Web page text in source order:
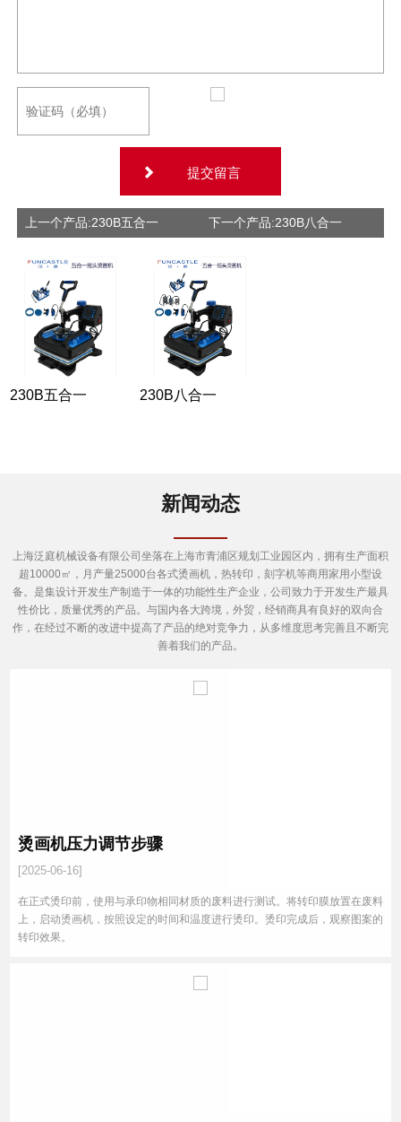
提交留言
上一个产品:230B五合一 下一个产品:230B八合一
230B五合一 230B八合一
新闻动态
上海泛庭机械设备有限公司坐落在上海市青浦区规划工业园区内，拥有生产面积
超10000㎡，月产量25000台各式烫画机，热转印，刻字机等商用家用小型设
备。是集设计开发生产制造于一体的功能性生产企业，公司致力于开发生产最具
性价比，质量优秀的产品。与国内各大跨境，外贸，经销商具有良好的双向合
作，在经过不断的改进中提高了产品的绝对竞争力，从多维度思考完善且不断完
善着我们的产品。
烫画机压力调节步骤
[2025-06-16]
在正式烫印前，使用与承印物相同材质的废料进行测试。将转印膜放置在废料
上，启动烫画机，按照设定的时间和温度进行烫印。烫印完成后，观察图案的
转印效果。